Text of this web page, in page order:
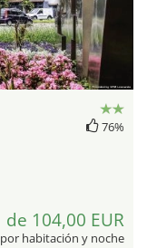
76%
de 104,00 EUR
por habitación y noche